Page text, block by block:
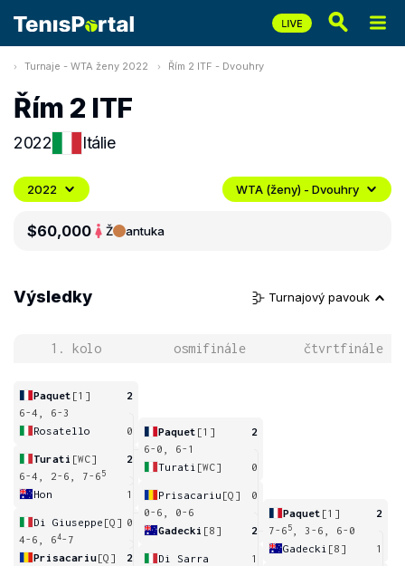
Turnaje - WTA ženy 2022 Řím 2 ITF - Dvouhry
Řím 2 ITF
2022 Itálie
2022 WTA (ženy) - Dvouhry
$60,000 Ž antuka
Výsledky Turnajový pavouk
1. kolo osmifinále čtvrtfinále
Paquet [1]
2
6-4, 6-3
Rosatello
0
Turati [WC]
2
6-4, 2-6, 7-6 5
Hon 1
Di Giuseppe [Q] 0
4-6, 64-7
Prisacariu[Q] 2
Paquet [1]
2
6-0, 6-1
Turati [WC] 0
Prisacariu [Q]
0
0-6, 0-6
Gadecki [8] 2
Di Sarra
1
Paquet [1]
2
7-6 5
, 3-6, 6-0
Gadecki [8] 1